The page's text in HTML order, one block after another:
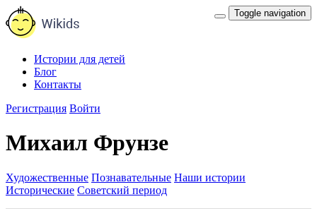
Toggle navigation
Истории для детей
Блог
Контакты
Регистрация Войти
Михаил Фрунзе
Художественные Познавательные Наши истории
Исторические Советский период